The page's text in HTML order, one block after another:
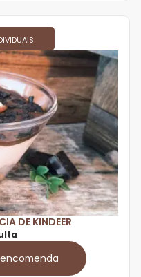
DE KINDEER